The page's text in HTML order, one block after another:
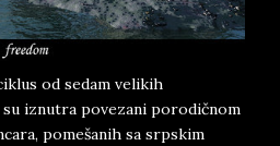
od sedam velikih
iznutra povezani porodičnom
pomešanih sa srpskim